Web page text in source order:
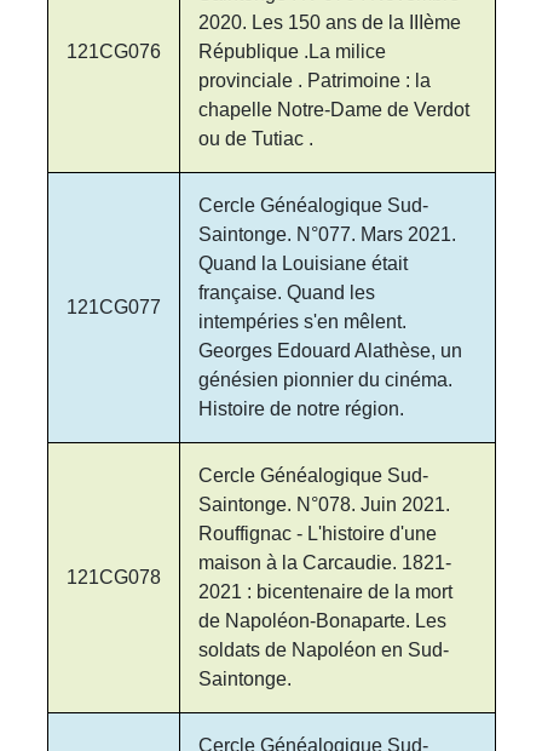
121CG076
2020. Les 150 ans de la IIIème
République .La milice
provinciale . Patrimoine : la
chapelle Notre-Dame de Verdot
ou de Tutiac .
121CG077
Cercle Généalogique Sud-
Saintonge. N°077. Mars 2021.
Quand la Louisiane était
française. Quand les
intempéries s'en mêlent.
Georges Edouard Alathèse, un
génésien pionnier du cinéma.
Histoire de notre région.
121CG078
Cercle Généalogique Sud-
Saintonge. N°078. Juin 2021.
Rouffignac - L'histoire d'une
maison à la Carcaudie. 1821-
2021 : bicentenaire de la mort
de Napoléon-Bonaparte. Les
soldats de Napoléon en Sud-
Saintonge.
Cercle Généalogique Sud-